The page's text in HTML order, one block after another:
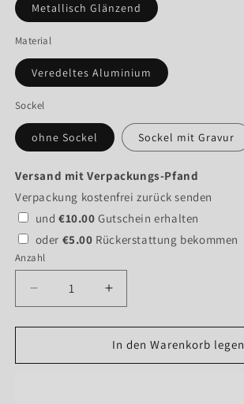
Metallisch Glänzend
Material
Veredeltes Aluminium
Sockel
ohne Sockel Sockel mit Gravur
Versand mit Verpackungs-Pfand
Verpackung kostenfrei zurück senden
und€10.00 Gutschein erhalten
oder €5.00 Rückerstattung bekommen
Anzahl
Verringere
die
Menge
&quot;Sydney
Erhöhe
die
Menge
für
&quot;Sydney
In den Warenkorb legen